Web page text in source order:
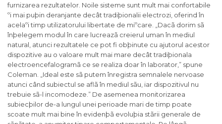
furnizarea rezultatelor. Noile sisteme sunt mult mai confortabile
ºi mai puþin deranjante decât tradiþionalii electrozi, oferind în
acelaºi timp utilizatorului libertate de miºcare. „Dacã dorim sã
înþelegem modul în care lucreazã creierul uman în mediul
natural, atunci rezultatele ce pot fi obþinute cu ajutorul acestor
dispozitive au o valoare mult mai mare decât tradiþionala
electroencefalogramã ce se realiza doar în laborator,” spune
Coleman. „Ideal este sã putem înregistra semnalele nervoase
atunci când subiectul se aflã în mediul sãu, iar dispozitivul nu
trebuie sã-l incomodeze.” De asemenea monitorizarea
subiecþilor de-a lungul unei perioade mari de timp poate
scoate mult mai bine în evidenþã evoluþia stãrii generale de